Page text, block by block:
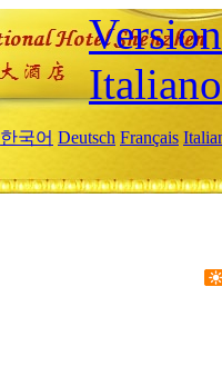
Italiano
한국어 Deutsch Français